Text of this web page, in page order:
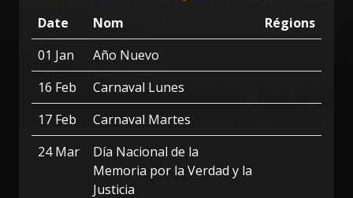
Date Nom
Régions
01 Jan
Año Nuevo
16 Feb
Carnaval Lunes
17 Feb
Carnaval Martes
24 Mar
Día Nacional de la
Memoria por la Verdad y la
Justicia